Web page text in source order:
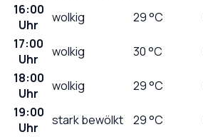
16:00
Uhr
wolkig 29°C
17:00
Uhr
wolkig 30°C
18:00
Uhr
wolkig 29°C
19:00
Uhr
stark bewölkt 29°C